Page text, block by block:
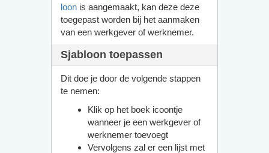
loon is aangemaakt, kan deze deze
toegepast worden bij het aanmaken
van een werkgever of werknemer.
Sjabloon toepassen
Dit doe je door de volgende stappen
te nemen:
Klik op het boek icoontje
wanneer je een werkgever of
werknemer toevoegt
Vervolgens zal er een lijst met